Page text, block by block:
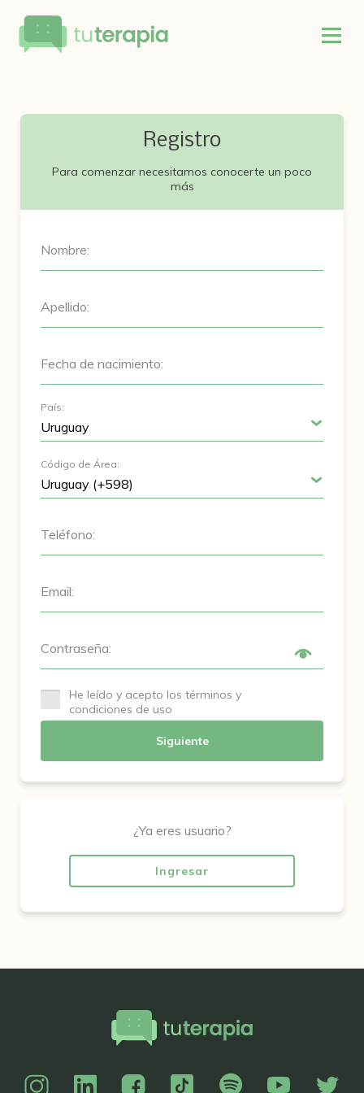
Registro
Para comenzar necesitamos conocerte un poco
más
Nombre:
Apellido:
Fecha de nacimiento:
País:
Código de Área:
Teléfono:
Email:
Contraseña:
He leído y acepto los términos y
condiciones de uso
Siguiente
¿Ya eres usuario?
Ingresar